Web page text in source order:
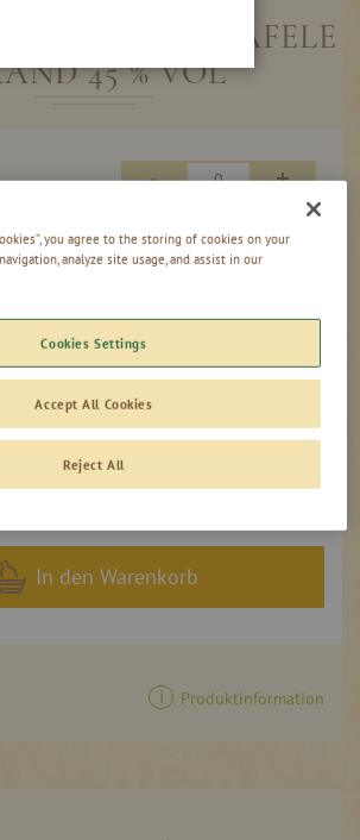
CUVÉE HAFELE
45 % VOL
- +
- +
0,00€
In den Warenkorb
Produktinformation
you agree to the storing of cookies on your
analyze site usage, and assist in our
Cookies Settings
Reject All
Accept All Cookies